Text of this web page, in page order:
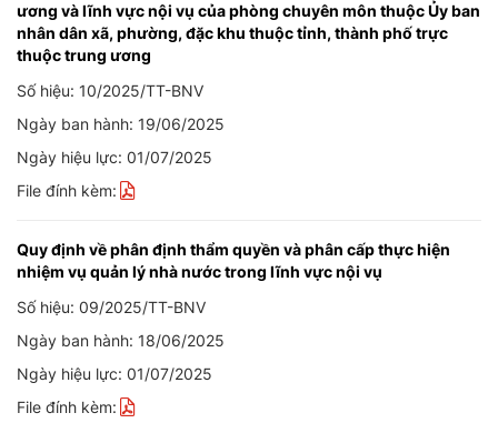
ương và lĩnh vực nội vụ của phòng chuyên môn thuộc Ủy ban
nhân dân xã, phường, đặc khu thuộc tỉnh, thành phố trực
thuộc trung ương
Số hiệu: 10/2025/TT-BNV
Ngày ban hành: 19/06/2025
Ngày hiệu lực: 01/07/2025
File đính kèm:
Quy định về phân định thẩm quyền và phân cấp thực hiện
nhiệm vụ quản lý nhà nước trong lĩnh vực nội vụ
Số hiệu: 09/2025/TT-BNV
Ngày ban hành: 18/06/2025
Ngày hiệu lực: 01/07/2025
File đính kèm: